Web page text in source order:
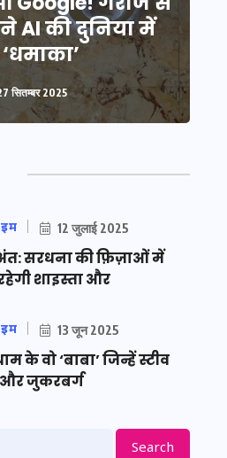
AI की दुनिया में
सितम्बर 2025
12 जुलाई 2025
सरधना की फ़िज़ाओं में
शाइस्ता और
13 जून 2025
के वो ‘बाबा’ जिन्हें स्टीव
जुकरबर्ग
Search